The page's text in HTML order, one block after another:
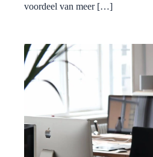
voordeel van meer […]